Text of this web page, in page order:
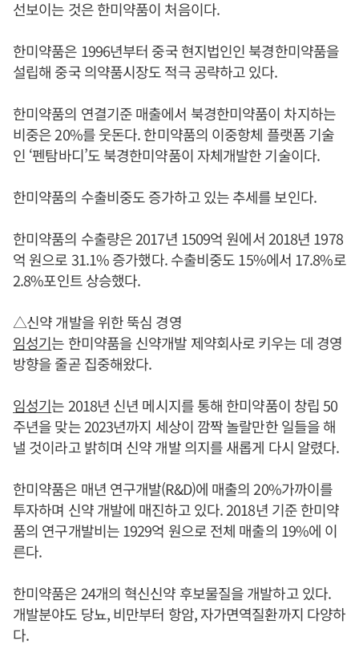
선보이는 것은 한미약품이 처음이다.
한미약품은 1996년부터 중국 현지법인인 북경한미약품을
설립해 중국 의약품시장도 적극 공략하고 있다.
한미약품의 연결기준 매출에서 북경한미약품이 차지하는
비중은 20%를 웃돈다. 한미약품의 이중항체 플랫폼 기술
인 ‘펜탐바디’도 북경한미약품이 자체개발한 기술이다.
한미약품의 수출비중도 증가하고 있는 추세를 보인다.
한미약품의 수출량은 2017년 1509억 원에서 2018년 1978
억 원으로 31.1% 증가했다. 수출비중도 15%에서 17.8%로
2.8%포인트 상승했다.
△신약 개발을 위한 뚝심 경영
임성기는 한미약품을 신약개발 제약회사로 키우는 데 경영
방향을 줄곧 집중해왔다.
임성기는 2018년 신년 메시지를 통해 한미약품이 창립 50
주년을 맞는 2023년까지 세상이 깜짝 놀랄만한 일들을 해
낼 것이라고 밝히며 신약 개발 의지를 새롭게 다시 알렸다.
한미약품은 매년 연구개발(R&D)에 매출의 20%가까이를
투자하며 신약 개발에 매진하고 있다. 2018년 기준 한미약
품의 연구개발비는 1929억 원으로 전체 매출의 19%에 이
른다.
한미약품은 24개의 혁신신약 후보물질을 개발하고 있다.
개발분야도 당뇨, 비만부터 항암, 자가면역질환까지 다양하
다.